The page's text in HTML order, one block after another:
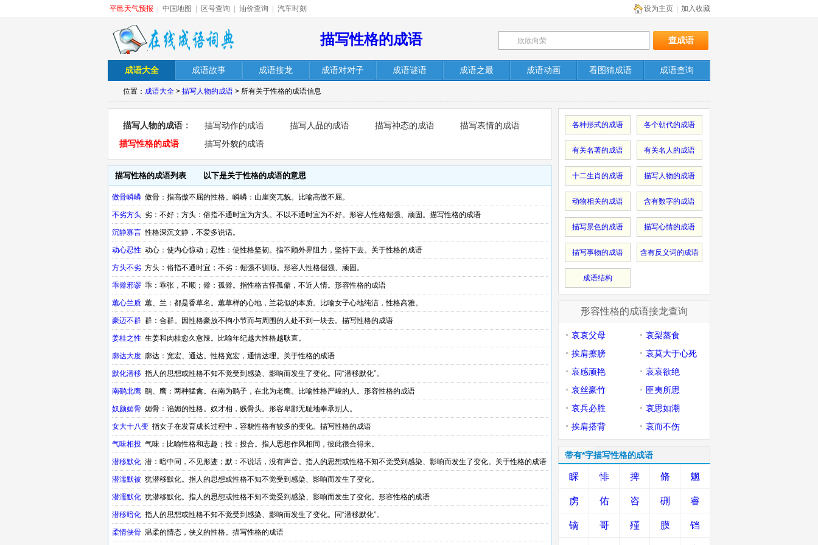
平邑天气预报 中国地图 区号查询 油价查询 汽车时刻 加入收藏
设为主页
描写性格的成语
成语大全 成语故事 成语接龙 成语对对子 成语谜语 成语之最 成语动画 看图猜成语 成语查询
位置： 成语大全 > 描写人物的成语 > 所有关于性格的成语信息
描写人物的成语 ： 描写动作的成语 描写人品的成语 描写神态的成语
描写表情的成语
描写性格的成语
描写外貌的成语
描写性格的成语列表 以下是关于性格的成语的意思
傲骨嶙嶙 傲骨：指高傲不屈的性格。嶙嶙：山崖突兀貌。比喻高傲不屈。
不劣方头 劣：不好；方头：俗指不通时宜为方头。不以不通时宜为不好。形容人性格倔强、顽固。描写性格的成语
沉静寡言 性格深沉文静，不爱多说话。
动心忍性 动心：使内心惊动；忍性：使性格坚韧。指不顾外界阻力，坚持下去。关于性格的成语
方头不劣 方头：俗指不通时宜；不劣：倔强不驯顺。形容人性格倔强、顽固。
乖僻邪谬 乖：乖张，不顺；僻：孤僻。指性格古怪孤僻，不近人情。形容性格的成语
蕙心兰质 蕙、兰：都是香草名。蕙草样的心地，兰花似的本质。比喻女子心地纯洁，性格高雅。
豪迈不群 群：合群。因性格豪放不拘小节而与周围的人处不到一块去。描写性格的成语
姜桂之性 生姜和肉桂愈久愈辣。比喻年纪越大性格越耿直。
廓达大度 廓达：宽宏、通达。性格宽宏，通情达理。关于性格的成语
默化潜移 指人的思想或性格不知不觉受到感染、影响而发生了变化。同“潜移默化”。
南鹞北鹰 鹞、鹰：两种猛禽。在南为鹞子，在北为老鹰。比喻性格严峻的人。形容性格的成语
奴颜媚骨 媚骨：谄媚的性格。奴才相，贱骨头。形容卑鄙无耻地奉承别人。
女大十八变 指女子在发育成长过程中，容貌性格有较多的变化。描写性格的成语
气味相投 气味：比喻性格和志趣；投：投合。指人思想作风相同，彼此很合得来。
潜移默化 潜：暗中同，不见形迹；默：不说话，没有声音。指人的思想或性格不知不觉受到感染、影响而发生了变化。关于性格的成语
潜濡默被 犹潜移默化。指人的思想或性格不知不觉受到感染、影响而发生了变化。
潜濡默化 犹潜移默化。指人的思想或性格不知不觉受到感染、影响而发生了变化。形容性格的成语
潜移暗化 指人的思想或性格不知不觉受到感染、影响而发生了变化。同“潜移默化”。
柔情侠骨 温柔的情态，侠义的性格。描写性格的成语
各种形式的成语 各个朝代的成语
有关名著的成语 有关名人的成语
十二生肖的成语 描写人物的成语
动物相关的成语 含有数字的成语
描写景色的成语 描写心情的成语
描写事物的成语 含有反义词的成语
成语结构
形容性格的成语接龙查询
哀哀父母
哀梨蒸食
挨肩擦膀
哀莫大于心死
哀感顽艳
哀哀欲绝
哀丝豪竹
匪夷所思
哀兵必胜
哀思如潮
挨肩搭背
哀而不伤
带有*字描写性格的成语
睬 悱 捭 脩 魍
虏 佑 咨 硎 睿
镝 哥 殣 膜 铛